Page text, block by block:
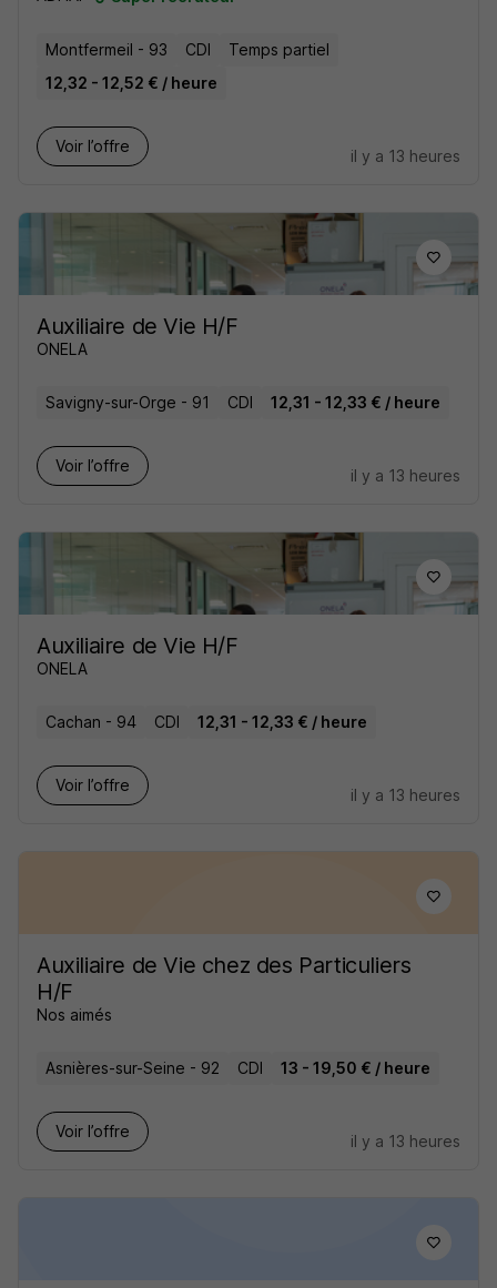
Montfermeil - 93 CDI
Temps partiel
12,32 - 12,52 € / heure
Voir l’offre
il y a 13 heures
Auxiliaire de Vie H/F
ONELA
Savigny-sur-Orge - 91 CDI 12,31 - 12,33 € / heure
Voir l’offre
il y a 13 heures
Auxiliaire de Vie H/F
ONELA
Cachan - 94 CDI 12,31 - 12,33 € / heure
Voir l’offre
il y a 13 heures
Auxiliaire de Vie chez des Particuliers
H/F
Nos aimés
Asnières-sur-Seine - 92 CDI 13 - 19,50 € / heure
Voir l’offre
il y a 13 heures